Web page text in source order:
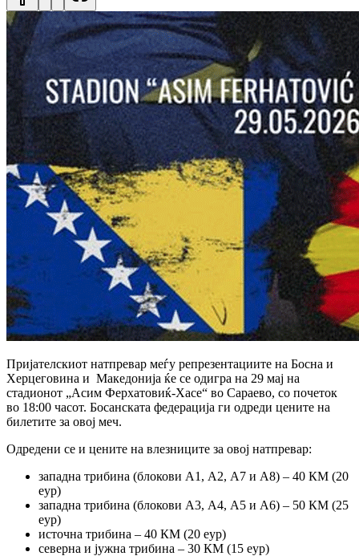
Пријателскиот натпревар меѓу репрезентациите на Босна и
Херцеговина и Македонија ќе се одигра на 29 мај на
стадионот „Асим Ферхатовиќ-Хасе“ во Сараево, со почеток
во 18:00 часот. Босанската федерација ги одреди цените на
билетите за овој меч.
Одредени се и цените на влезниците за овој натпревар:
западна трибина (блокови А1, А2, А7 и А8) – 40 КМ (20
еур)
западна трибина (блокови А3, А4, А5 и А6) – 50 КМ (25
еур)
источна трибина – 40 КМ (20 еур)
северна и јужна трибина – 30 КМ (15 еур)